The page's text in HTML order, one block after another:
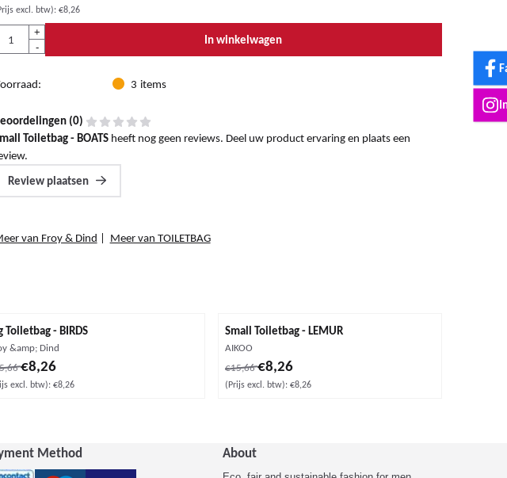
excl. btw): €8,26
+
-
In winkelwagen
3 items
(0)
Toiletbag - BOATS heeft nog geen reviews. Deel uw product ervaring en plaats een
Review plaatsen
van Froy & Dind | Meer van TOILETBAG
Toiletbag - BIRDS
&amp; Dind
15,66 voor 8,26, exclusief btw: 8,26
€8,26
excl. btw): €8,26
Small Toiletbag - LEMUR
Merk:
AIKOO
Van 15,66 voor 8,26, exclusief btw: 8,26
€15,66€8,26
(Prijs excl. btw): €8,26
Method About